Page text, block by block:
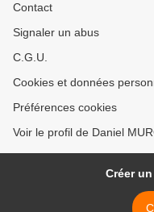
Contact
Signaler un abus
C.G.U.
Cookies et données
Préférences cookies
Voir le profil de Daniel
Créer